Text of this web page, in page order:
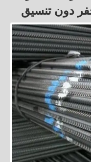
دون تنسيق